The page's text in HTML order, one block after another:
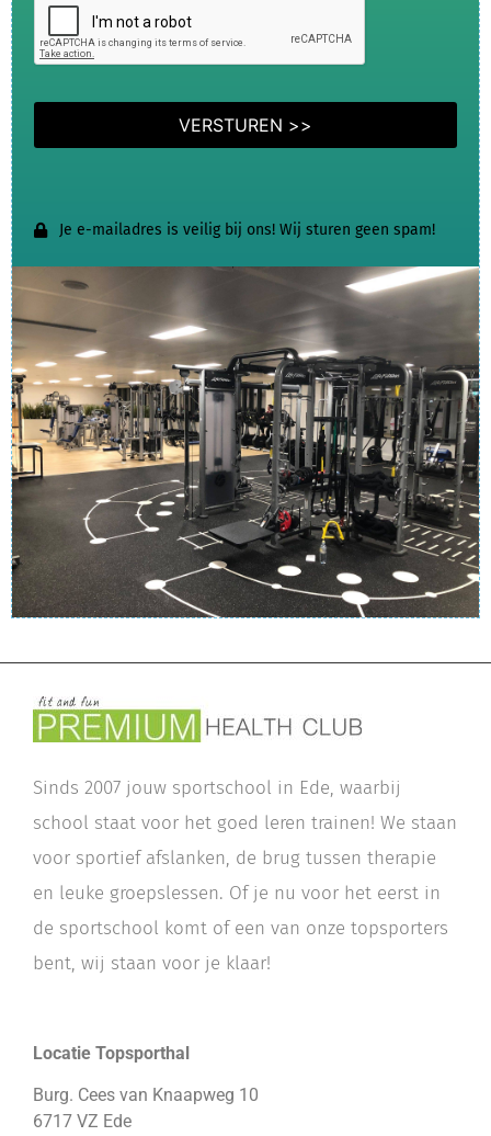
Je e-mailadres is veilig bij ons! Wij sturen geen spam!
Sinds 2007 jouw sportschool in Ede, waarbij
school staat voor het goed leren trainen! We staan
voor sportief afslanken, de brug tussen therapie
en leuke groepslessen. Of je nu voor het eerst in
de sportschool komt of een van onze topsporters
bent, wij staan voor je klaar!
Locatie Topsporthal
Burg. Cees van Knaapweg 10
6717 VZ Ede